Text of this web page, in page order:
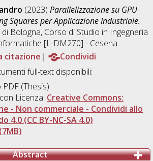
(2023)Parallelizzazione su GPU
Squares per Applicazione Industriale.
Bologna, Corso di Studio in Ingegneria
[L-DM270] - Cesena
citazione
Condividi
full-text disponibili:
(Thesis)
Licenza: Creative Commons:
- Non commerciale - Condividi allo
4.0 (CC BY-NC-SA 4.0)
Abstract